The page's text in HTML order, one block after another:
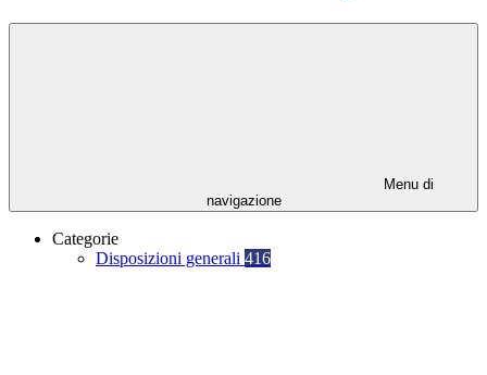
Menu di
navigazione
Categorie
Disposizioni generali 416